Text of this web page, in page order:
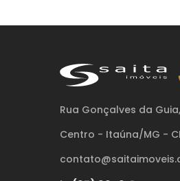
Rua Gonçalves da
Centro - Itaúna/MG -